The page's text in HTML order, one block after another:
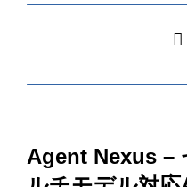
Agent Nexus –